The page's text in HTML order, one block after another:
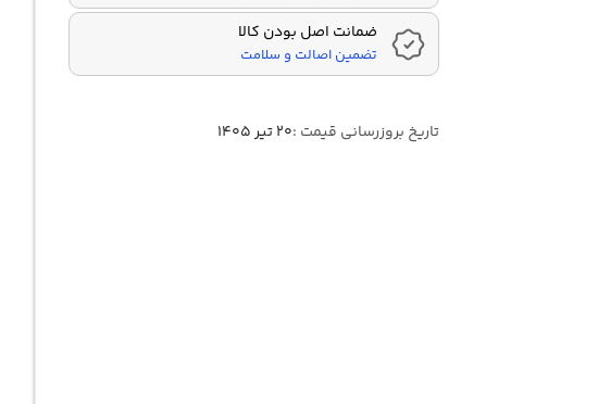
ضمانت اصل بودن کالا
تضمین اصالت و سلامت
تاریخ بروزرسانی قیمت :۲۰ تیر ۱۴۰۵